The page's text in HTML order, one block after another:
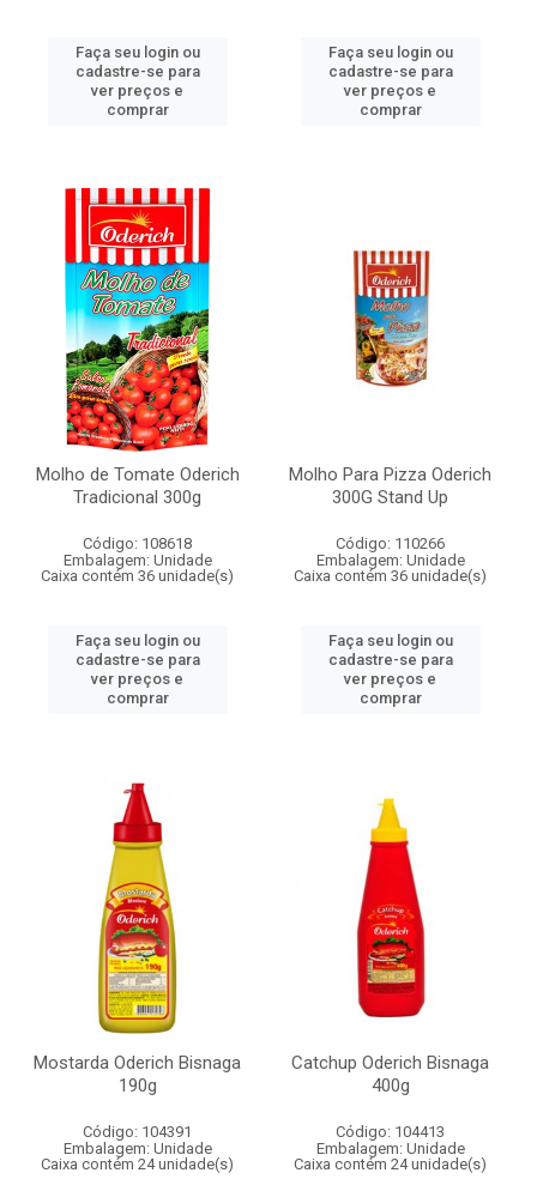
Faça seu login ou
cadastre-se para
ver preços e
comprar
Faça seu login ou
cadastre-se para
ver preços e
comprar
Molho de Tomate Oderich
Tradicional 300g
Código: 108618
Embalagem: Unidade
Caixa contém 36 unidade(s)
Faça seu login ou
cadastre-se para
ver preços e
comprar
Molho Para Pizza Oderich
300G Stand Up
Código: 110266
Embalagem: Unidade
Caixa contém 36 unidade(s)
Faça seu login ou
cadastre-se para
ver preços e
comprar
Mostarda Oderich Bisnaga
190g
Código: 104391
Embalagem: Unidade
Caixa contém 24 unidade(s)
Catchup Oderich Bisnaga
400g
Código: 104413
Embalagem: Unidade
Caixa contém 24 unidade(s)